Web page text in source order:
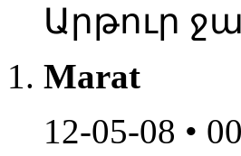
Արթուր
Marat
12-05-08 •